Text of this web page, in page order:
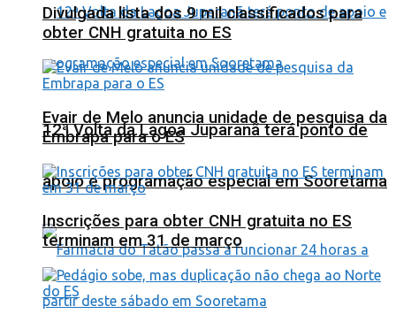
12ª Volta da Lagoa Juparanã terá ponto de
apoio e programação especial em Sooretama
Divulgada lista dos 9 mil classificados para
obter CNH gratuita no ES
Evair de Melo anuncia unidade de pesquisa da
Embrapa para o ES
Inscrições para obter CNH gratuita no ES
terminam em 31 de março